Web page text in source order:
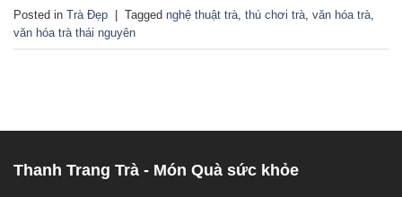
Posted in Trà Đẹp | Tagged nghệ thuật trà thú chơi trà văn hóa trà
văn hóa trà thái nguyên
Thanh Trang Trà - Món Quà sức khỏe